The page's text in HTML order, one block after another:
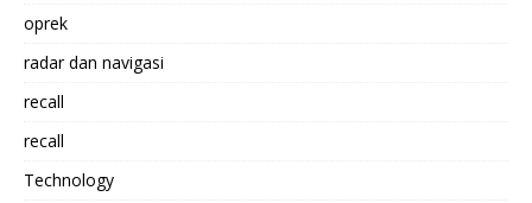
oprek
radar dan navigasi
recall
recall
Technology